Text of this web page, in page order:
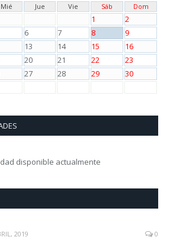
Mié Jue Vie Sáb Dom
1
2
6 7 8
9
13 14 15
16
20 21 22
23
27 28 29
30
disponible actualmente
2019 0